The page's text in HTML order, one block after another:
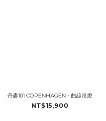
丹麥101 COPENHAGEN - 曲線吊燈
NT$15,900